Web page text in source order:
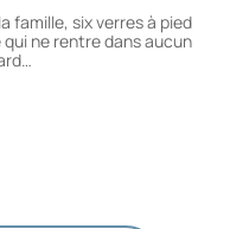
famille, six verres à pied
ne rentre dans aucun
…